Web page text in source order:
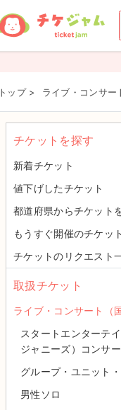
トップ > ライブ・コンサー
チケットを探す
新着チケット
値下げしたチケット
都道府県からチケット
もうすぐ開催のチケット
チケットのリクエスト
取扱チケット
ライブ・コンサート（
スタートエンターテ
ジャニーズ）コンサー
グループ・ユニット
男性ソロ